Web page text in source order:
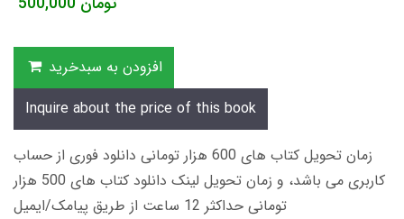
افزودن به سبدخرید
Inquire about the price of this book
زمان تحویل کتاب های 600 هزار تومانی دانلود فوری از حساب
کاربری می باشد، و زمان تحویل لینک دانلود کتاب های 500 هزار
تومانی حداکثر 12 ساعت از طریق پیامک/ایمیل